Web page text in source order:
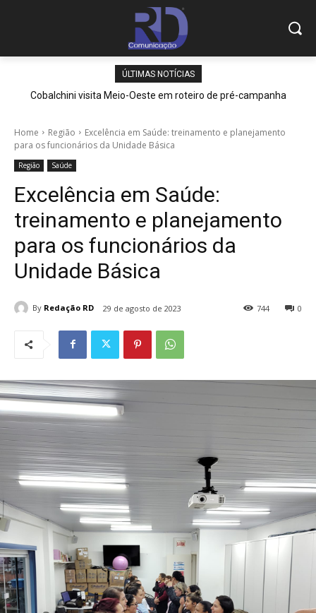
ÚLTIMAS NOTÍCIAS
Cobalchini visita Meio-Oeste em roteiro de pré-campanha
Home Região
Excelência em Saúde: treinamento e planejamento
para os funcionários da Unidade Básica
Região Saúde
Excelência em Saúde:
treinamento e planejamento
para os funcionários da
Unidade Básica
By Redação RD 29 de agosto de 2023 0
744